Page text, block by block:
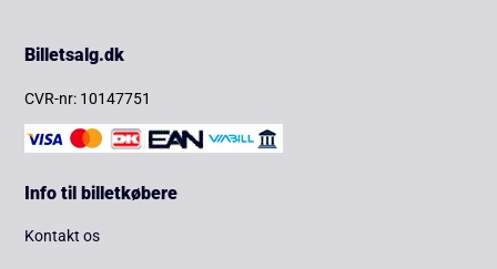
Billetsalg.dk
CVR-nr: 10147751
Info til billetkøbere
Kontakt os